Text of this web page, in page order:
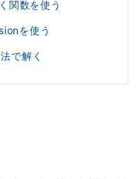
関数を使う
を使う
で解く